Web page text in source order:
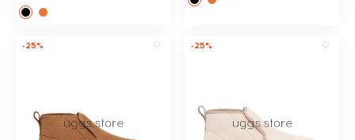
-25% -25%